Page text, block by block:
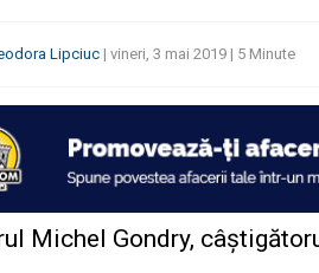
Lipciuc | vineri, 3 mai 2019 | 5 Minute
Michel Gondry,